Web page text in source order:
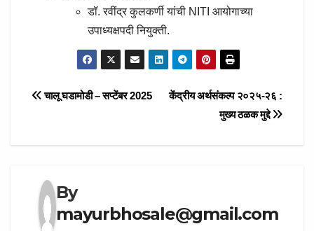
डॉ. रवींद्र कुलकर्णी यांची NITI आयोगाच्या
उपाध्यक्षपदी नियुक्ती.
Post
केंद्रीय अर्थसंकल्प २०२५-२६ :
मुख्य ठळक मुद्दे
चालू घडामोडी – सप्टेंबर 2025
By
mayurbhosale@gmail.com